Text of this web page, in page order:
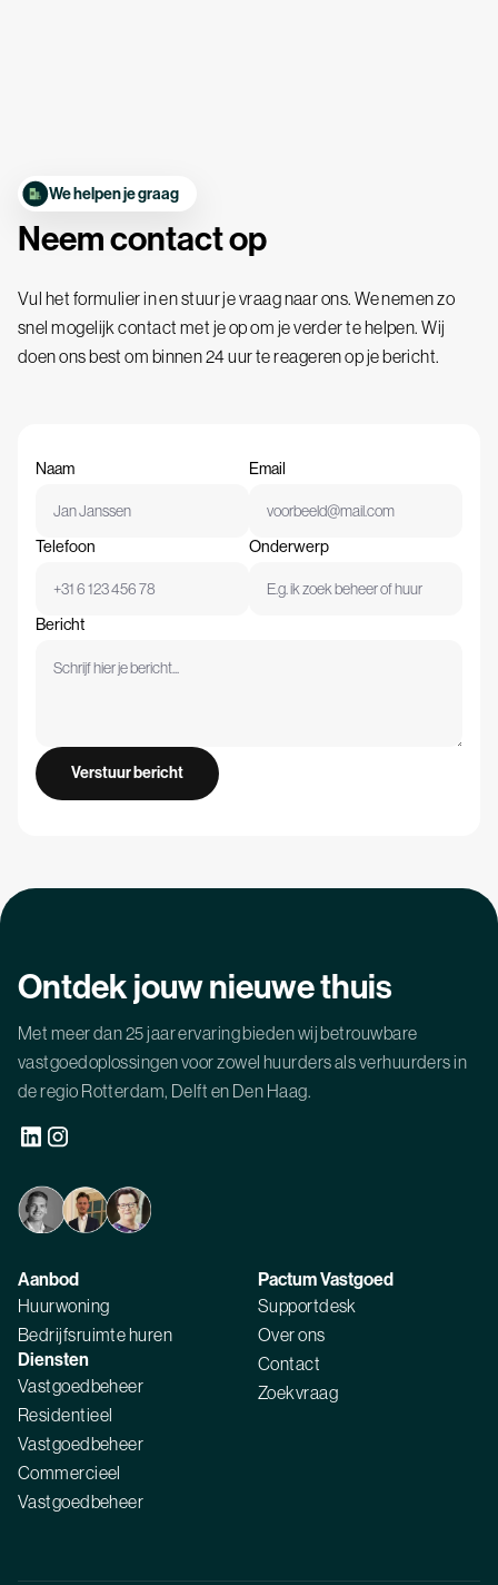
We helpen je graag
Neemcontactop
Vul het formulier in en stuur je vraag naar ons. We nemen zo
snel mogelijk contact met je op om je verder te helpen. Wij
doen ons best om binnen 24 uur te reageren op je bericht.
Naam Email
Telefoon Onderwerp
Bericht
Ontdekjouwnieuwethuis
Met meer dan 25 jaar ervaring bieden wij betrouwbare
vastgoedoplossingen voor zowel huurders als verhuurders in
de regio Rotterdam, Delft en Den Haag.
Aanbod
Huurwoning
Bedrijfsruimte huren
Diensten
Vastgoedbeheer
Residentieel
Vastgoedbeheer
Commercieel
Vastgoedbeheer
Pactum Vastgoed
Supportdesk
Over ons
Contact
Zoekvraag